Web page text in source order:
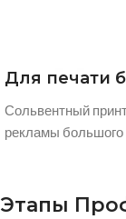
Печать на
Масляный
изображения на
Этапы